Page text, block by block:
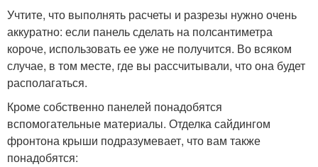
Учтите, что выполнять расчеты и разрезы нужно очень
аккуратно: если панель сделать на полсантиметра
короче, использовать ее уже не получится. Во всяком
случае, в том месте, где вы рассчитывали, что она будет
располагаться.
Кроме собственно панелей понадобятся
вспомогательные материалы. Отделка сайдингом
фронтона крыши подразумевает, что вам также
понадобятся: